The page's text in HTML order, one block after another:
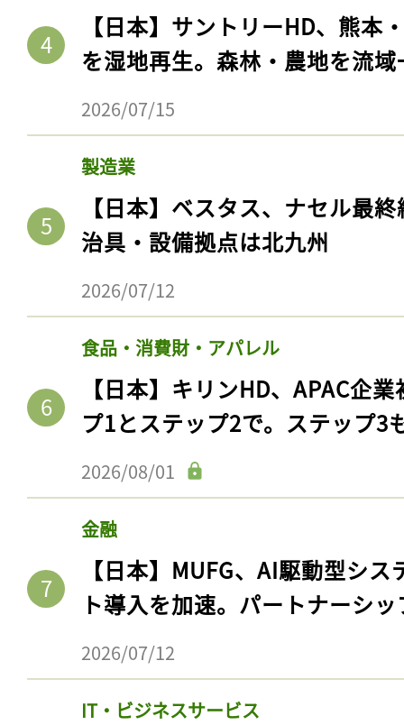
【日本】サントリーHD、熊本
を湿地再生。森林・農地を流
2026/07/15
製造業
【日本】ベスタス、ナセル最
治具・設備拠点は北九州
2026/07/12
食品・消費財・アパレル
【日本】キリンHD、APAC企
プ1とステップ2で。ステップ3
2026/08/01
金融
【日本】MUFG、AI駆動型シ
ト導入を加速。パートナーシ
2026/07/12
IT・ビジネスサービス
記事をお気に入りに
ログインが必